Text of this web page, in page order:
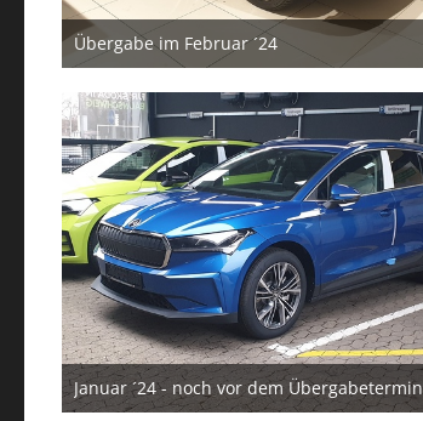
Übergabe im Februar ´24
24. August 2025
Januar ´24 - noch vor dem Übergabetermin
24. August 2025